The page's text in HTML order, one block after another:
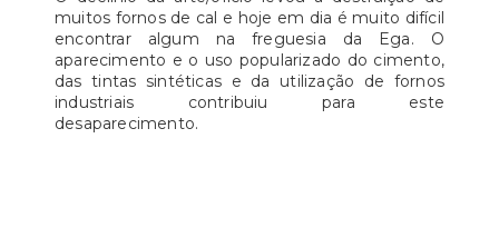
muitos fornos de cal e hoje em dia é muito difícil
encontrar algum na freguesia da Ega. O
aparecimento e o uso popularizado do cimento,
das tintas sintéticas e da utilização de fornos
industriais contribuiu para este
desaparecimento.